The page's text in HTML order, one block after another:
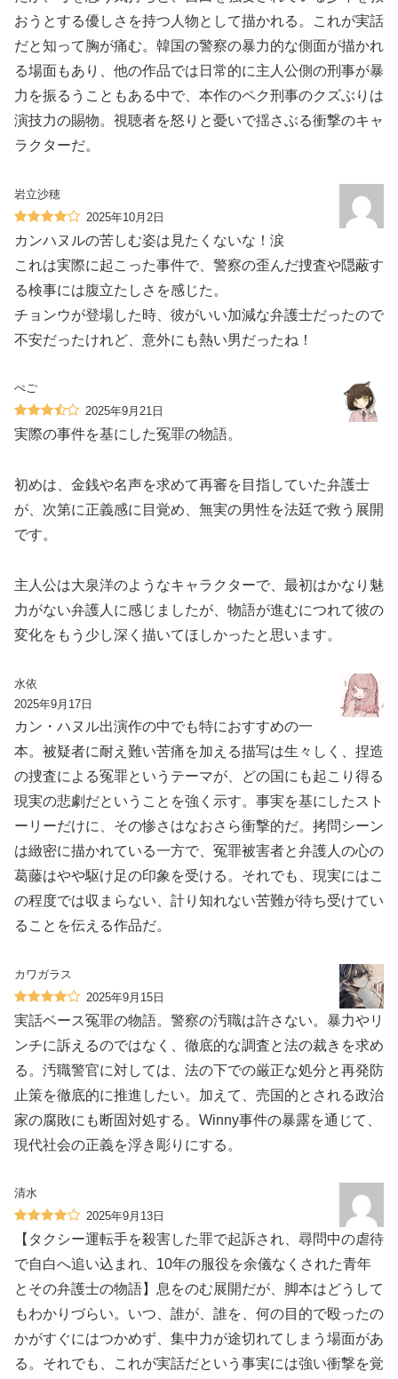
おうとする優しさを持つ人物として描かれる。これが実話
だと知って胸が痛む。韓国の警察の暴力的な側面が描かれ
る場面もあり、他の作品では日常的に主人公側の刑事が暴
力を振るうこともある中で、本作のペク刑事のクズぶりは
演技力の賜物。視聴者を怒りと憂いで揺さぶる衝撃のキャ
ラクターだ。
岩立沙穂
2025年10月2日
カンハヌルの苦しむ姿は見たくないな！涙
これは実際に起こった事件で、警察の歪んだ捜査や隠蔽す
る検事には腹立たしさを感じた。
チョンウが登場した時、彼がいい加減な弁護士だったので
不安だったけれど、意外にも熱い男だったね！
ぺご
2025年9月21日
実際の事件を基にした冤罪の物語。
初めは、金銭や名声を求めて再審を目指していた弁護士
が、次第に正義感に目覚め、無実の男性を法廷で救う展開
です。
主人公は大泉洋のようなキャラクターで、最初はかなり魅
力がない弁護人に感じましたが、物語が進むにつれて彼の
変化をもう少し深く描いてほしかったと思います。
水依
2025年9月17日
カン・ハヌル出演作の中でも特におすすめの一
本。被疑者に耐え難い苦痛を加える描写は生々しく、捏造
の捜査による冤罪というテーマが、どの国にも起こり得る
現実の悲劇だということを強く示す。事実を基にしたスト
ーリーだけに、その惨さはなおさら衝撃的だ。拷問シーン
は緻密に描かれている一方で、冤罪被害者と弁護人の心の
葛藤はやや駆け足の印象を受ける。それでも、現実にはこ
の程度では収まらない、計り知れない苦難が待ち受けてい
ることを伝える作品だ。
カワガラス
2025年9月15日
実話ベース冤罪の物語。警察の汚職は許さない。暴力やリ
ンチに訴えるのではなく、徹底的な調査と法の裁きを求め
る。汚職警官に対しては、法の下での厳正な処分と再発防
止策を徹底的に推進したい。加えて、売国的とされる政治
家の腐敗にも断固対処する。Winny事件の暴露を通じて、
現代社会の正義を浮き彫りにする。
清水
2025年9月13日
【タクシー運転手を殺害した罪で起訴され、尋問中の虐待
で自白へ追い込まれ、10年の服役を余儀なくされた青年
とその弁護士の物語】息をのむ展開だが、脚本はどうして
もわかりづらい。いつ、誰が、誰を、何の目的で殴ったの
かがすぐにはつかめず、集中力が途切れてしまう場面があ
る。それでも、これが実話だという事実には強い衝撃を覚